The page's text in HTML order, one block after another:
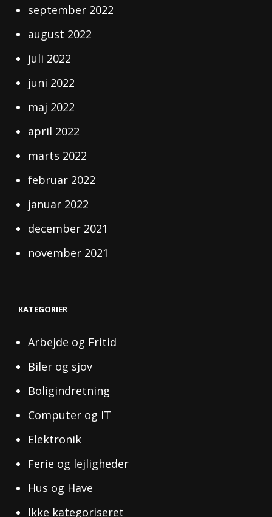
september 2022
august 2022
juli 2022
juni 2022
maj 2022
april 2022
marts 2022
februar 2022
januar 2022
december 2021
november 2021
KATEGORIER
Arbejde og Fritid
Biler og sjov
Boligindretning
Computer og IT
Elektronik
Ferie og lejligheder
Hus og Have
Ikke kategoriseret